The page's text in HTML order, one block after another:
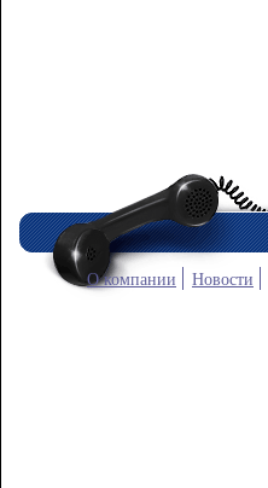
О компании Новости